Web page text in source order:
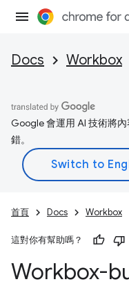
Docs Workbox
Google 會運用 AI 技術將
錯。
首頁 Docs Workbox
這對你有幫助嗎？
Workbox-